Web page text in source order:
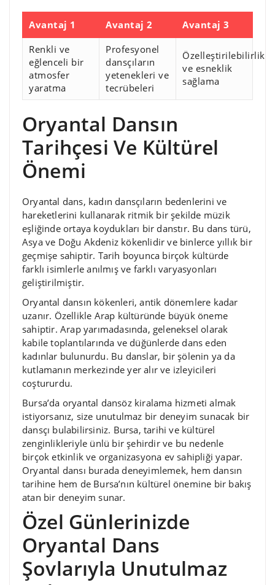
Avantaj 1 Avantaj 2
Avantaj 3
Renkli ve
eğlenceli bir
atmosfer
yaratma
Profesyonel
dansçıların
yetenekleri ve
tecrübeleri
Özelleştirilebilirlik
ve esneklik
sağlama
Oryantal Dansın
Tarihçesi Ve Kültürel
Önemi
Oryantal dans, kadın dansçıların bedenlerini ve
hareketlerini kullanarak ritmik bir şekilde müzik
eşliğinde ortaya koydukları bir danstır. Bu dans türü,
Asya ve Doğu Akdeniz kökenlidir ve binlerce yıllık bir
geçmişe sahiptir. Tarih boyunca birçok kültürde
farklı isimlerle anılmış ve farklı varyasyonları
geliştirilmiştir.
Oryantal dansın kökenleri, antik dönemlere kadar
uzanır. Özellikle Arap kültüründe büyük öneme
sahiptir. Arap yarımadasında, geleneksel olarak
kabile toplantılarında ve düğünlerde dans eden
kadınlar bulunurdu. Bu danslar, bir şölenin ya da
kutlamanın merkezinde yer alır ve izleyicileri
coştururdu.
Bursa’da oryantal dansöz kiralama hizmeti almak
istiyorsanız, size unutulmaz bir deneyim sunacak bir
dansçı bulabilirsiniz. Bursa, tarihi ve kültürel
zenginlikleriyle ünlü bir şehirdir ve bu nedenle
birçok etkinlik ve organizasyona ev sahipliği yapar.
Oryantal dansı burada deneyimlemek, hem dansın
tarihine hem de Bursa’nın kültürel önemine bir bakış
atan bir deneyim sunar.
Özel Günlerinizde
Oryantal Dans
Şovlarıyla Unutulmaz